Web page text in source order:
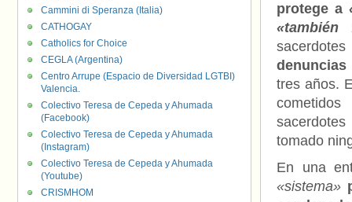
protege a
«también
tres años.
tomado
En una
«sistema»
Cammini di Speranza (Italia)
CATHOGAY
Catholics for Choice
CEGLA (Argentina)
Centro Arrupe (Espacio de Diversidad LGTBI)
Valencia.
Colectivo Teresa de Cepeda y Ahumada
(Facebook)
Colectivo Teresa de Cepeda y Ahumada
(Instagram)
Colectivo Teresa de Cepeda y Ahumada
(Youtube)
CRISMHOM